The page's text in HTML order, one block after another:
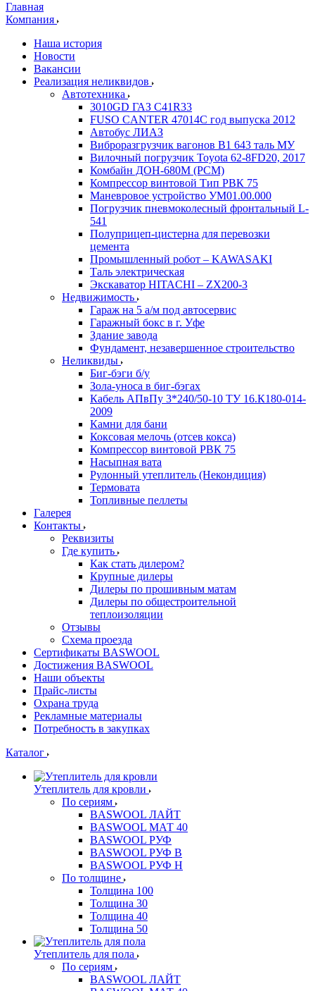
Главная
Компания
Наша история
Новости
Вакансии
Реализация неликвидов
Автотехника
3010GD ГАЗ С41R33
FUSO CANTER 47014C год выпуска 2012
Автобус ЛИАЗ
Виброразгрузчик вагонов В1 643 таль МУ
Вилочный погрузчик Toyota 62-8FD20, 2017
Комбайн ДОН-680М (РСМ)
Компрессор винтовой Тип РВК 75
Маневровое устройство УМ01.00.000
Погрузчик пневмоколесный фронтальный L-
541
Полуприцеп-цистерна для перевозки
цемента
Промышленный робот – KAWASAKI
Таль электрическая
Экскаватор HITACHI – ZX200-3
Недвижимость
Гараж на 5 а/м под автосервис
Гаражный бокс в г. Уфе
Здание завода
Фундамент, незавершенное строительство
Неликвиды
Биг-бэги б/у
Зола-уноса в биг-бэгах
Кабель АПвПу 3*240/50-10 ТУ 16.К180-014-
2009
Камни для бани
Коксовая мелочь (отсев кокса)
Компрессор винтовой РВК 75
Насыпная вата
Рулонный утеплитель (Некондиция)
Термовата
Топливные пеллеты
Галерея
Контакты
Реквизиты
Где купить
Как стать дилером?
Крупные дилеры
Дилеры по прошивным матам
Дилеры по общестроительной
теплоизоляции
Отзывы
Схема проезда
Сертификаты BASWOOL
Достижения BASWOOL
Наши объекты
Прайс-листы
Охрана труда
Рекламные материалы
Потребность в закупках
Каталог
Утеплитель для кровли
По сериям
BASWOOL ЛАЙТ
BASWOOL МАТ 40
BASWOOL РУФ
BASWOOL РУФ В
BASWOOL РУФ Н
По толщине
Толщина 100
Толщина 30
Толщина 40
Толщина 50
Утеплитель для пола
По сериям
BASWOOL ЛАЙТ